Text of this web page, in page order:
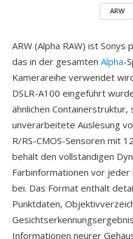
ARW
ARW (Alpha RAW) ist
das in der gesamten Alpha-
Kamerareihe verwendet
DSLR-A100 eingeführt
ähnlichen Containerstruktur,
unverarbeitete Auslesung
R/RS-CMOS-Sensoren mit
behält den vollständigen
Farbinformationen vor
bei. Das Format enthält
Punktdaten,
Informationen neürer